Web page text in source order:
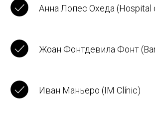
Анна Лопес Охеда (Hospital
Жоан Фонтдевила Фонт
Иван Маньеро (IM Clínic)